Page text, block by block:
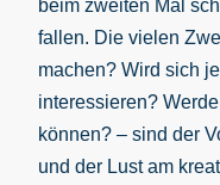
beim zweiten Mal
fallen. Die vielen
machen? Wird sich
interessieren?
können? – sind der
und der Lust am